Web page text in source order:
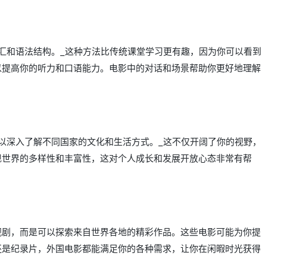
语法结构。_这种方法比传统课堂学习更有趣，因为你可以看到
高你的听力和口语能力。电影中的对话和场景帮助你更好地理解
入了解不同国家的文化和生活方式。_这不仅开阔了你的视野，
界的多样性和丰富性，这对个人成长和发展开放心态非常有帮
，而是可以探索来自世界各地的精彩作品。这些电影可能为你提
纪录片，外国电影都能满足你的各种需求，让你在闲暇时光获得